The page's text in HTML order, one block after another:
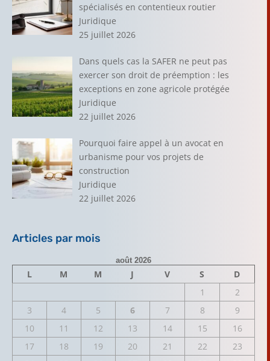
spécialisés en contentieux routier
Juridique
25 juillet 2026
Dans quels cas la SAFER ne peut pas
exercer son droit de préemption : les
exceptions en zone agricole protégée
Juridique
22 juillet 2026
Pourquoi faire appel à un avocat en
urbanisme pour vos projets de
construction
Juridique
22 juillet 2026
Articles par mois
août 2026
L M M J V S
D
1
2
3
4 5 6 7 8
9
10
11 12 13 14 15
16
17
18 19 20 21 22
23